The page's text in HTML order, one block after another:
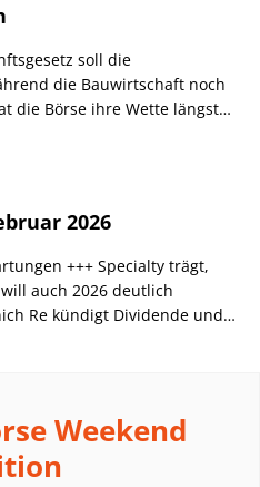
soll die
die Bauwirtschaft noch
die Börse ihre Wette längst
2026
+++ Specialty trägt,
auch 2026 deutlich
Re kündigt Dividende und
Weekend